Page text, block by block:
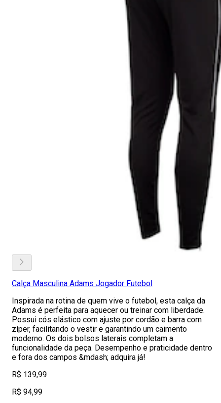
Calça Masculina Adams Jogador Futebol
Inspirada na rotina de quem vive o futebol, esta calça da
Adams é perfeita para aquecer ou treinar com liberdade.
Possui cós elástico com ajuste por cordão e barra com
zíper, facilitando o vestir e garantindo um caimento
moderno. Os dois bolsos laterais completam a
funcionalidade da peça. Desempenho e praticidade dentro
e fora dos campos &mdash; adquira já!
R$ 139,99
R$ 94,99